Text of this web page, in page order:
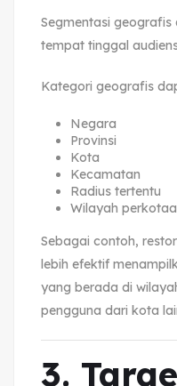
Segmentasi
tempat tinggal
Kategori geografis
Negara
Provinsi
Kota
Kecamatan
Radius tertentu
Wilayah
Sebagai contoh,
lebih efektif
yang berada di
pengguna dari kota
3.